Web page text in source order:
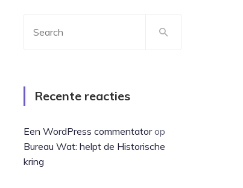
Recente reacties
Een WordPress commentatorop
Bureau Wat: helpt de Historische
kring